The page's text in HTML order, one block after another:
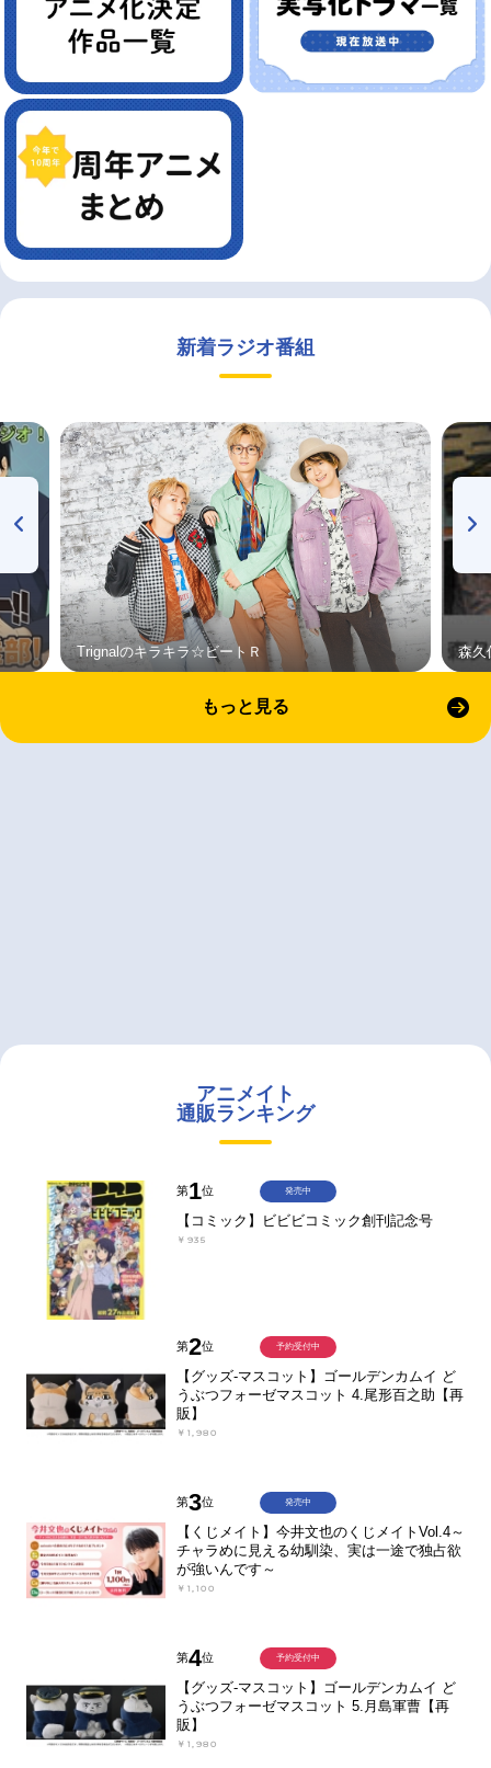
新着ラジオ番組
Trignalのキラキラ☆ビートＲ 森久
もっと見る
アニメイト
通販ランキング
第1位
【コミック】ビビビコミック創刊記念号
￥935
発売中
第2位
【グッズ-マスコット】ゴールデンカムイ ど
うぶつフォーゼマスコット 4.尾形百之助【再
販】
￥1,980
予約受付中
第3位
【くじメイト】今井文也のくじメイトVol.4～
チャラめに見える幼馴染、実は一途で独占欲
が強いんです～
￥1,100
発売中
第4位
【グッズ-マスコット】ゴールデンカムイ ど
うぶつフォーゼマスコット 5.月島軍曹【再
販】
￥1,980
予約受付中